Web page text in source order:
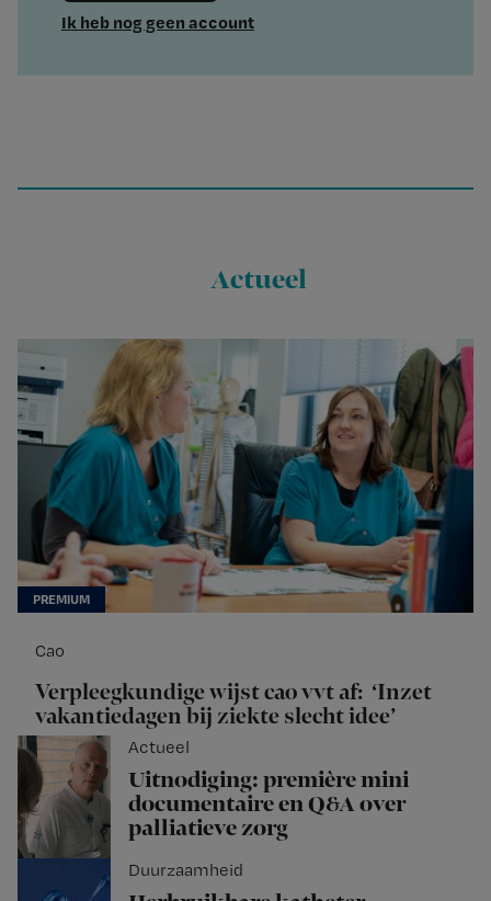
Ik heb nog geen account
Actueel
Cao
Verpleegkundige wijst cao vvt af: ‘Inzet
vakantiedagen bij ziekte slecht idee’
Actueel
Uitnodiging: première mini
documentaire en Q&A over
palliatieve zorg
Duurzaamheid